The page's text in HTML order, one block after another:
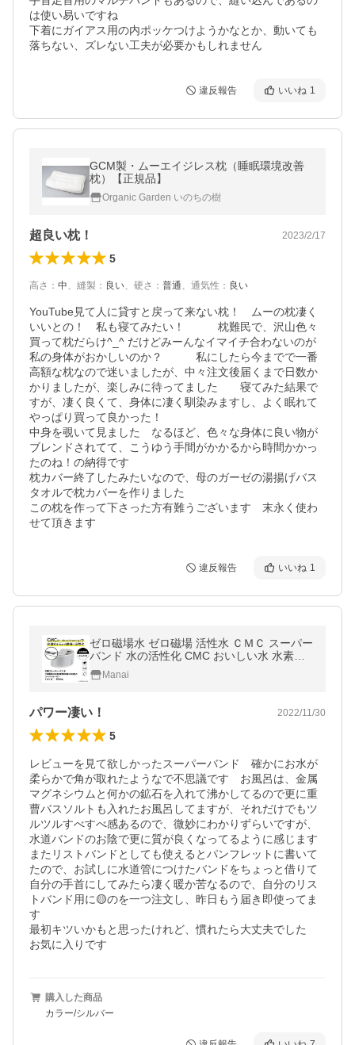
は使い易いですね
下着にガイアス用の内ポッケつけようかなとか、動いても
落ちない、ズレない工夫が必要かもしれません
違反報告 いいね 1
GCM製・ムーエイジレス枕（睡眠環境改善
枕）【正規品】
Organic Garden いのちの樹
超良い枕！ 2023/2/17
5
高さ ： 中、 縫製 ： 良い、 硬さ ： 普通、 通気性 ： 良い
YouTube見て人に貸すと戻って来ない枕！　ムーの枕凄く
いいとの！　私も寝てみたい！　　　枕難民で、沢山色々
買って枕だらけ^_^ だけどみーんなイマイチ合わないのが
私の身体がおかしいのか？　　　私にしたら今までで一番
高額な枕なので迷いましたが、中々注文後届くまで日数か
かりましたが、楽しみに待ってました　　寝てみた結果で
すが、凄く良くて、身体に凄く馴染みますし、よく眠れて
やっぱり買って良かった！
中身を覗いて見ました　なるほど、色々な身体に良い物が
ブレンドされてて、こうゆう手間がかかるから時間かかっ
たのね！の納得です
枕カバー終了したみたいなので、母のガーゼの湯揚げバス
タオルで枕カバーを作りました
この枕を作って下さった方有難うございます　末永く使わ
せて頂きます
違反報告 いいね 1
ゼロ磁場水 ゼロ磁場 活性水 ＣＭＣ スーパー
バンド 水の活性化 CMC おいしい水 水素水
酸素水Manai
パワー凄い！ 2022/11/30
5
レビューを見て欲しかったスーパーバンド　確かにお水が
柔らかで角が取れたようなで不思議です　お風呂は、金属
マグネシウムと何かの鉱石を入れて沸かしてるので更に重
曹バスソルトも入れたお風呂してますが、それだけでもツ
ルツルすべすべ感あるので、微妙にわかりずらいですが、
水道バンドのお陰で更に質が良くなってるように感じます
またリストバンドとしても使えるとパンフレットに書いて
たので、お試しに水道管につけたバンドをちょっと借りて
自分の手首にしてみたら凄く暖か苦なるので、自分のリス
トバンド用に🟡のを一つ注文し、昨日もう届き即使ってま
す
最初キツいかもと思ったけれど、慣れたら大丈夫でした
お気に入りです
購入した商品
カラー/シルバー